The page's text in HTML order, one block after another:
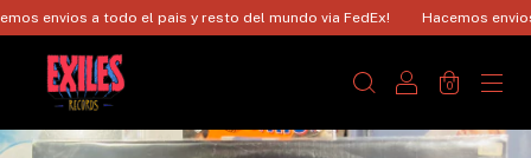
envios a todo el pais y resto del mundo via FedEx! Hacemos envios
0